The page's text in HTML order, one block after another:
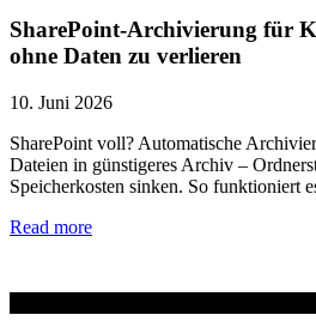
SharePoint-Archivierung für
ohne Daten zu verlieren
10. Juni 2026
SharePoint voll? Automatische
Dateien in günstigeres Archiv –
Speicherkosten sinken. So funktioniert
Read more